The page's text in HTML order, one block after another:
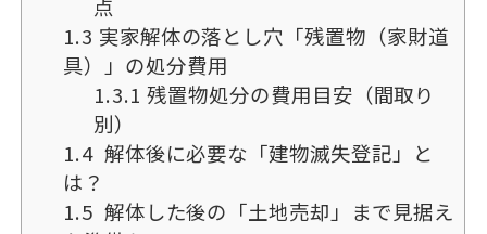
点
1.3 実家解体の落とし穴「残置物（家財道
具）」の処分費用
1.3.1 残置物処分の費用目安（間取り
別）
1.4解体後に必要な「建物滅失登記」と
は？
1.5 解体した後の「土地売却」まで見据え